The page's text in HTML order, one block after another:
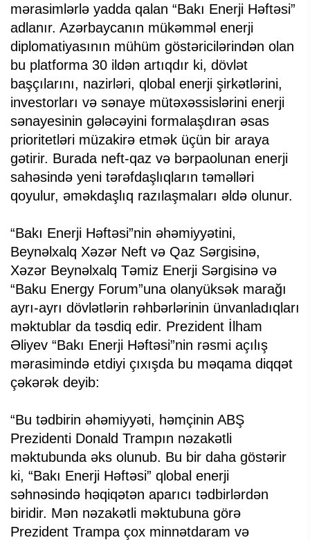
mərasimlərlə yadda qalan “Bakı Enerji Həftəsi”
adlanır. Azərbaycanın mükəmməl enerji
diplomatiyasının mühüm göstəricilərindən olan
bu platforma 30 ildən artıqdır ki, dövlət
başçılarını, nazirləri, qlobal enerji şirkətlərini,
investorları və sənaye mütəxəssislərini enerji
sənayesinin gələcəyini formalaşdıran əsas
prioritetləri müzakirə etmək üçün bir araya
gətirir. Burada neft-qaz və bərpaolunan enerji
sahəsində yeni tərəfdaşlıqların təməlləri
qoyulur, əməkdaşlıq razılaşmaları əldə olunur.
“Bakı Enerji Həftəsi”nin əhəmiyyətini,
Beynəlxalq Xəzər Neft və Qaz Sərgisinə,
Xəzər Beynəlxalq Təmiz Enerji Sərgisinə və
“Baku Energy Forum”una olanyüksək marağı
ayrı-ayrı dövlətlərin rəhbərlərinin ünvanladıqları
məktublar da təsdiq edir. Prezident İlham
Əliyev “Bakı Enerji Həftəsi”nin rəsmi açılış
mərasimində etdiyi çıxışda bu məqama diqqət
çəkərək deyib:
“Bu tədbirin əhəmiyyəti, həmçinin ABŞ
Prezidenti Donald Trampın nəzakətli
məktubunda əks olunub. Bu bir daha göstərir
ki, “Bakı Enerji Həftəsi” qlobal enerji
səhnəsində həqiqətən aparıcı tədbirlərdən
biridir. Mən nəzakətli məktubuna görə
Prezident Trampa çox minnətdaram və